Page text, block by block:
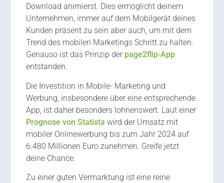
Download animierst. Dies ermöglicht deinem
Unternehmen, immer auf dem Mobilgerät deines
Kunden präsent zu sein aber auch, um mit dem
Trend des mobilen Marketings Schritt zu halten.
Genauso ist das Prinzip der page2flip-App
entstanden.
Die Investition in Mobile- Marketing und
Werbung, insbesondere über eine entsprechende
App, ist daher besonders lohnenswert. Laut einer
Prognose von Statista wird der Umsatz mit
mobiler Onlinewerbung bis zum Jahr 2024 auf
6.480 Millionen Euro zunehmen. Greife jetzt
deine Chance.
Zu einer guten Vermarktung ist eine reine